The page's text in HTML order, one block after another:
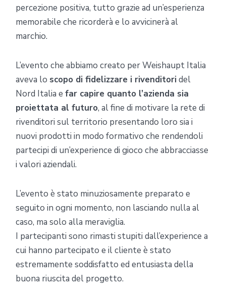
percezione positiva, tutto grazie ad un’esperienza
memorabile che ricorderà e lo avvicinerà al
marchio.
L’evento che abbiamo creato per Weishaupt Italia
aveva lo scopo di fidelizzare i rivenditoridel
Nord Italia e far capire quanto l’azienda sia
proiettata al futuro, al fine di motivare la rete di
rivenditori sul territorio presentando loro sia i
nuovi prodotti in modo formativo che rendendoli
partecipi di un’experience di gioco che abbracciasse
i valori aziendali.
L’evento è stato minuziosamente preparato e
seguito in ogni momento, non lasciando nulla al
caso, ma solo alla meraviglia.
I partecipanti sono rimasti stupiti dall’experience a
cui hanno partecipato e il cliente è stato
estremamente soddisfatto ed entusiasta della
buona riuscita del progetto.